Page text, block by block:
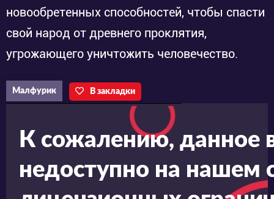
новообретенных способностей, чтобы спасти
свой народ от древнего проклятия,
угрожающего уничтожить человечество.
Малфурик В закладки
К сожалению, данное
недоступно на нашем